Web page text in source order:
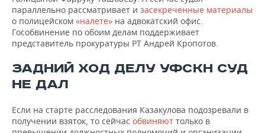
параллельно рассматривает и засекреченные материалы
о полицейском «налете» на адвокатский офис.
Гособвинение по обоим делам поддерживает
представитель прокуратуры РТ Андрей Кропотов.
ЗАДНИЙ ХОД ДЕЛУ УФСКН СУД
НЕ ДАЛ
Если на старте расследования Казакулова подозревали в
получении взяток, то сейчас обвиняют только в